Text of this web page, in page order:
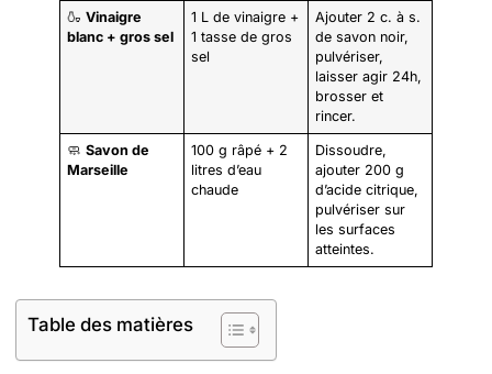
🍶Vinaigre
blanc + gros sel
1 L de vinaigre +
1 tasse de gros
sel
Ajouter 2 c. à s.
de savon noir,
pulvériser,
laisser agir 24h,
brosser et
rincer.
🧼Savon de
Marseille
100 g râpé + 2
litres d’eau
chaude
Dissoudre,
ajouter 200 g
d’acide citrique,
pulvériser sur
les surfaces
atteintes.
Table des matières